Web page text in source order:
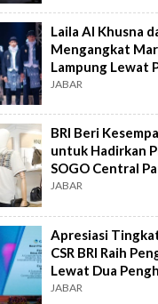
Laila Al Khusna
Mengangkat
Lampung Lewat
UMKM
JABAR
BRI Beri
untuk Hadirkan
SOGO Central
JABAR
Apresiasi
CSR BRI Raih
Lewat Dua
Internasional
JABAR